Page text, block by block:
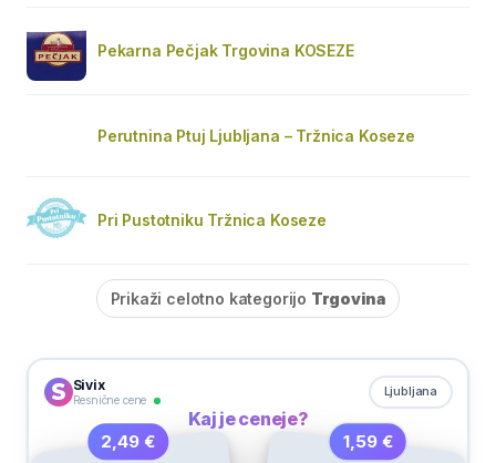
Pekarna Pečjak Trgovina KOSEZE
Perutnina Ptuj Ljubljana – Tržnica Koseze
Pri Pustotniku Tržnica Koseze
Prikaži celotno kategorijo Trgovina
Sivix
Resnične cene
Ljubljana
Kaj je ceneje?
2,49 € 1,59 €